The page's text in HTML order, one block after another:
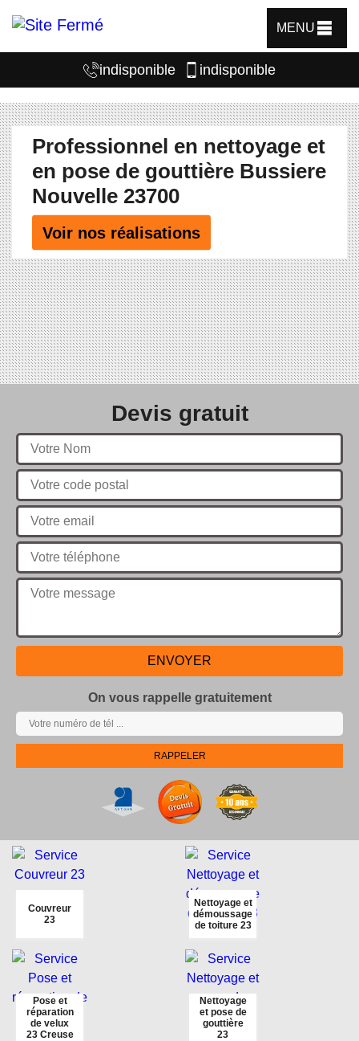
MENU
indisponible indisponible
Professionnel en nettoyage et
en pose de gouttière Bussiere
Nouvelle 23700
Voir nos réalisations
Devis gratuit
On vous rappelle gratuitement
Couvreur
23
Nettoyage et
démoussage
de toiture 23
Pose et
réparation
de velux
23 Creuse
Nettoyage
et pose de
gouttière
23